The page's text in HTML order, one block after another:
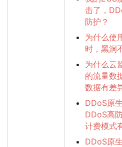
击了，
防护？
为什么使
时，黑洞
为什么云
的流量数
数据有差
DDoS原
DDoS高
计费模式
DDoS原